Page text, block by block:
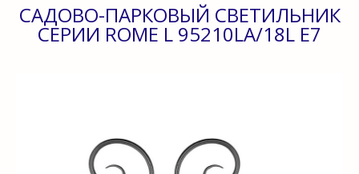
САДОВО-ПАРКОВЫЙ СВЕТИЛЬНИК
СЕРИИ ROME L 95210LA/18L E7